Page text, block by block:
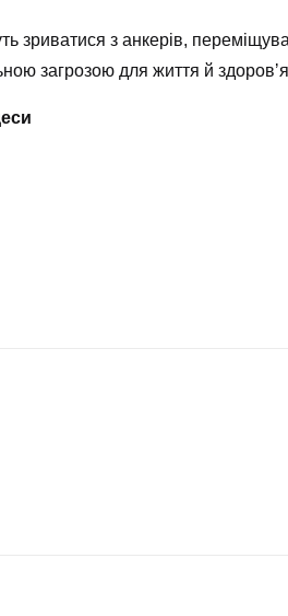
зриватися з анкерів,
загрозою для життя й